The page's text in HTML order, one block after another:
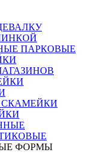
ПАРКОВЫЕ
СКАМЕЙКИ
ФОРМЫ